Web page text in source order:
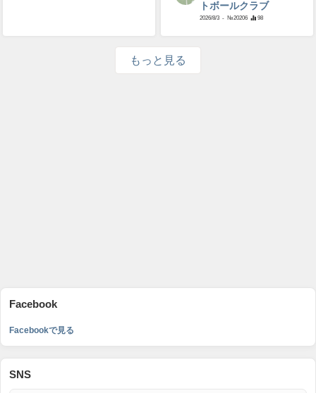
トボールクラブ
2026/8/3 - №20206 98
もっと見る
Facebook
Facebookで見る
SNS